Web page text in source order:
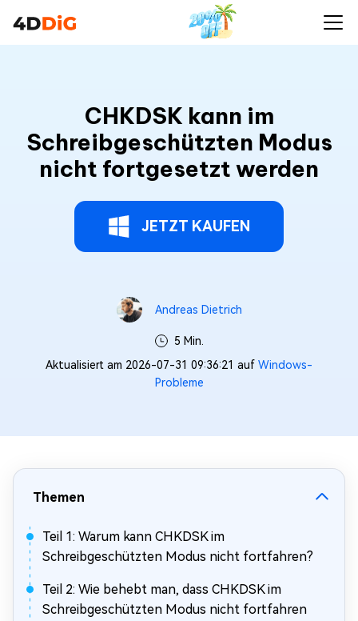
CHKDSK kann im
Schreibgeschützten Modus
nicht fortgesetzt werden
JETZT KAUFEN
Andreas Dietrich
5 Min.
Aktualisiert am 2026-07-31 09:36:21 auf Windows-
Probleme
Themen
Teil 1: Warum kann CHKDSK im
Schreibgeschützten Modus nicht fortfahren?
Teil 2: Wie behebt man, dass CHKDSK im
Schreibgeschützten Modus nicht fortfahren